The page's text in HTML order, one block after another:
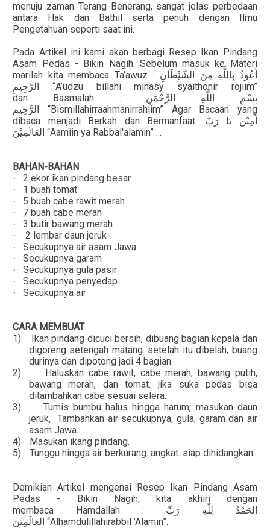
menuju zaman Terang Benerang, sangat jelas perbedaan
antara Hak dan Bathil serta penuh dengan Ilmu
Pengetahuan seperti saat ini.
Pada Artikel ini kami akan berbagi Resep Ikan Pindang
Asam Pedas - Bikin Nagih. Sebelum masuk ke Materi
marilah kita membaca Ta‘awuz : أَعُوذُ بِاللَّهِ مِنَ الشَّيْطَانِ
الرَّجِيمِ
“A’udzu billahi minasy syaithonir rojiim”
dan Basmalah : بِسْمِ اللَّهِ الرَّحْمَنِ
الرَّحِيم
“Bismillahirraahmanirrahiim” Agar Bacaan yang
dibaca menjadi Berkah dan Bermanfaat.
آمِيْن يَا رَبَّ
العَالَمِيْنَ “Aamiin ya Rabbal'alamin” ...
BAHAN-BAHAN
· 2 ekor ikan pindang besar
· 1 buah tomat
· 5 buah cabe rawit merah
· 7 buah cabe merah
· 3 butir bawang merah
· 2 lembar daun jeruk
· Secukupnya air asam Jawa
· Secukupnya garam
· Secukupnya gula pasir
· Secukupnya penyedap
· Secukupnya air
CARA MEMBUAT
1)
Ikan pindang dicuci bersih, dibuang bagian kepala dan
digoreng setengah matang. setelah itu dibelah, buang
durinya dan dipotong jadi 4 bagian.
2)
Haluskan cabe rawit, cabe merah, bawang putih,
bawang merah, dan tomat. jika suka pedas bisa
ditambahkan cabe sesuai selera.
3)
Tumis bumbu halus hingga harum, masukan daun
jeruk, Tambahkan air secukupnya, gula, garam dan air
asam Jawa.
4)
Masukan ikang pindang.
5)
Tunggu hingga air berkurang. angkat. siap dihidangkan
Demikian Artikel mengenai Resep Ikan Pindang Asam
Pedas - Bikin Nagih, kita akhiri dengan
membaca Hamdallah : الحَمْدُ لِلّٰهِ رَبِّ
العَالَمِيْنَ “Alhamdulillahirabbil ’Alamin”.